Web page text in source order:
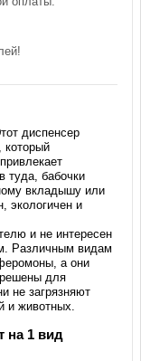
диспенсер
который
туда, бабочки
вкладышу или
экологичен и
и не интересен
Различным видам
а они
для
не загрязняют
и животных.
на 1 вид